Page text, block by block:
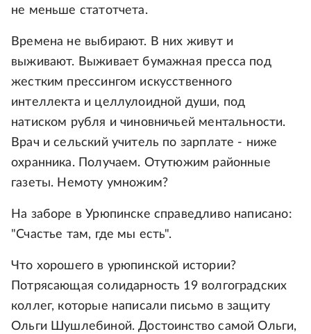
не меньше статотчета.
Времена не выбирают. В них живут и
выживают. Выживает бумажная пресса под
жестким прессингом искусственного
интеллекта и целлулоидной души, под
натиском рубля и чиновничьей ментальности.
Врач и сельский учитель по зарплате - ниже
охранника. Получаем. Отутюжим районные
газеты. Немоту умножим?
На заборе в Урюпинске справедливо написано:
"Счастье там, где мы есть".
Что хорошего в урюпинской истории?
Потрясающая солидарность 19 волгоградских
коллег, которые написали письмо в защиту
Ольги Шушлебиной. Достоинство самой Ольги,